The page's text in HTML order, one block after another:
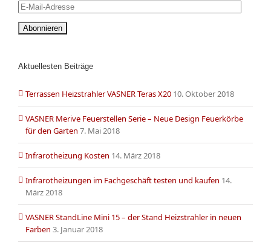
Aktuellesten Beiträge
Terrassen Heizstrahler VASNER Teras X20 10. Oktober 2018
VASNER Merive Feuerstellen Serie – Neue Design Feuerkörbe
für den Garten 7. Mai 2018
Infrarotheizung Kosten 14. März 2018
Infrarotheizungen im Fachgeschäft testen und kaufen 14.
März 2018
VASNER StandLine Mini 15 – der Stand Heizstrahler in neuen
Farben 3. Januar 2018